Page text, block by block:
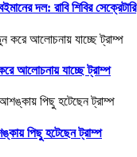
দল: রাবি শিবির সেক্রেটারি
আলোচনায় যাচ্ছে ট্রাম্প
পিছু হটেছেন ট্রাম্প